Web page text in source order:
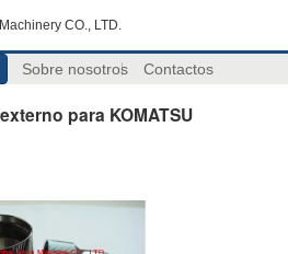
CO., LTD.
Sobre nosotros Contactos
para KOMATSU